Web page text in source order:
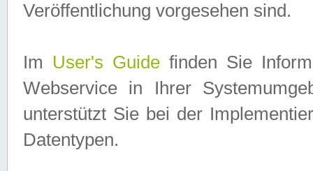
Veröffentlichung vorgesehen sind.
Im User's Guidefinden Sie
Webservice in Ihrer
unterstützt Sie bei der
Datentypen.